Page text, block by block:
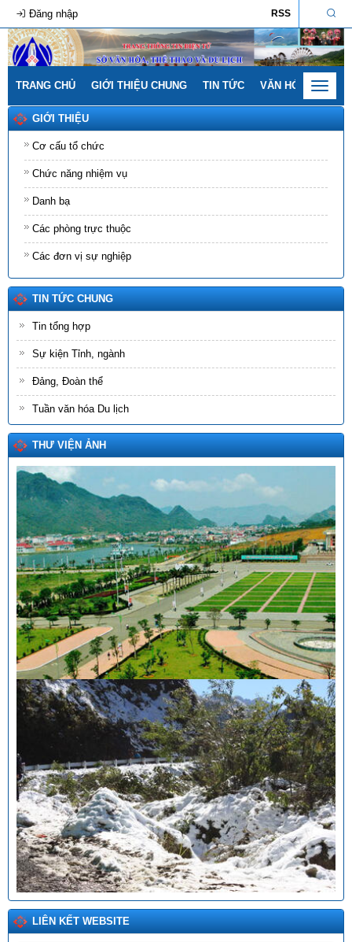
RSS
Đăng nhập
TRANG CHỦ GIỚI THIỆU CHUNG TIN TỨC VĂN HÓA - GIA
Toggle
GIỚI THIỆU
Cơ cấu tổ chức
Chức năng nhiệm vụ
Danh bạ
Các phòng trực thuộc
Các đơn vị sự nghiệp
TIN TỨC CHUNG
Tin tổng hợp
Sự kiện Tỉnh, ngành
Đảng, Đoàn thể
Tuần văn hóa Du lịch
THƯ VIỆN ẢNH
LIÊN KẾT WEBSITE